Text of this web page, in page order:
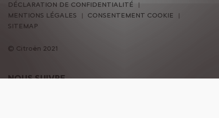
NOUS SUIVRE
Citroën 2021
DÉCLARATION DE CONFIDENTIALITÉ
MENTIONS LÉGALES
CONSENTEMENT COOKIE
SITEMAP